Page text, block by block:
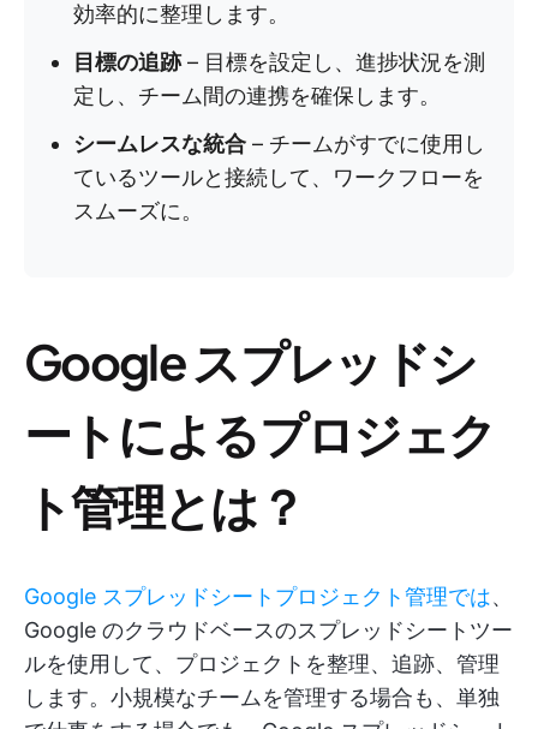
効率的に整理します。
目標の追跡– 目標を設定し、進捗状況を測
定し、チーム間の連携を確保します。
シームレスな統合 – チームがすでに使用し
ているツールと接続して、ワークフローを
スムーズに。
Google スプレッドシ
ートによるプロジェク
ト管理とは？
Google スプレッドシートプロジェクト管理では、
Google のクラウドベースのスプレッドシートツー
ルを使用して、プロジェクトを整理、追跡、管理
します。小規模なチームを管理する場合も、単独